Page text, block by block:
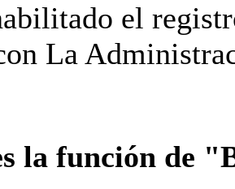
el
La
la función de